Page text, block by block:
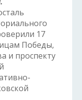
17
Победы,
и проспекту